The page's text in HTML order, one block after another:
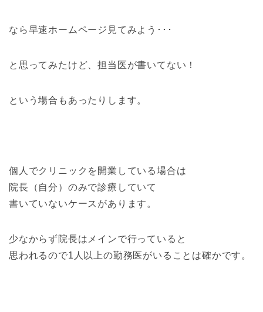
なら早速ホームページ見てみよう･･･
と思ってみたけど、担当医が書いてない！
という場合もあったりします。
個人でクリニックを開業している場合は
院長（自分）のみで診療していて
書いていないケースがあります。
少なからず院長はメインで行っていると
思われるので1人以上の勤務医がいることは確かです。